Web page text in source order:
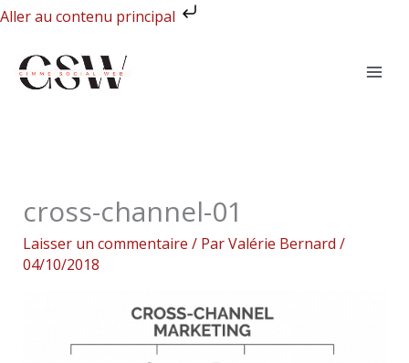
Aller au contenu principal
Aller
contenu
cross-channel-01
Laisser un commentaire / ParValérie Bernard /
04/10/2018